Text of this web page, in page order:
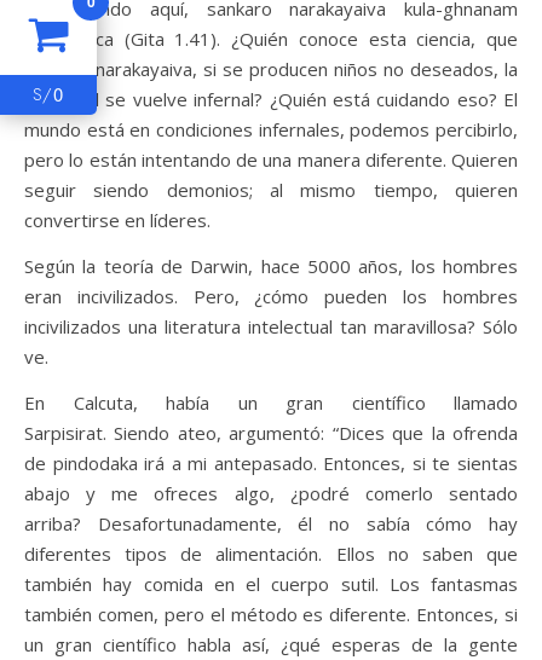
describiendo aquí, sankaro narakayaiva kula-ghnanam
kulasya ca (Gita 1.41). ¿Quién conoce esta ciencia, que
sankaro narakayaiva, si se producen niños no deseados, la
sociedad se vuelve infernal? ¿Quién está cuidando eso? El
mundo está en condiciones infernales, podemos percibirlo,
pero lo están intentando de una manera diferente. Quieren
seguir siendo demonios; al mismo tiempo, quieren
convertirse en líderes.
Según la teoría de Darwin, hace 5000 años, los hombres
eran incivilizados. Pero, ¿cómo pueden los hombres
incivilizados una literatura intelectual tan maravillosa? Sólo
ve.
En Calcuta, había un gran científico llamado
Sarpisirat. Siendo ateo, argumentó: “Dices que la ofrenda
de pindodaka irá a mi antepasado. Entonces, si te sientas
abajo y me ofreces algo, ¿podré comerlo sentado
arriba? Desafortunadamente, él no sabía cómo hay
diferentes tipos de alimentación. Ellos no saben que
también hay comida en el cuerpo sutil. Los fantasmas
también comen, pero el método es diferente. Entonces, si
un gran científico habla así, ¿qué esperas de la gente
S/0